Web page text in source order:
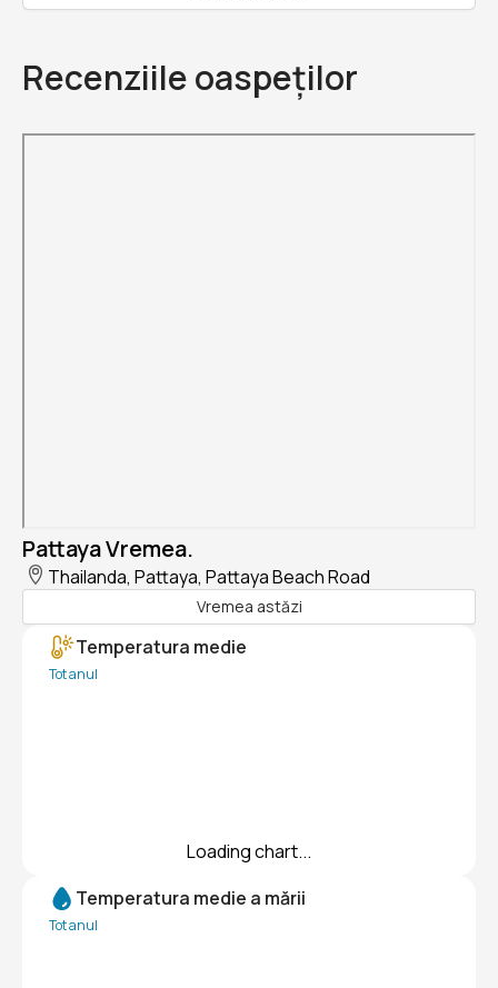
Recenziile oaspeților
Pattaya Vremea.
Thailanda, Pattaya, Pattaya Beach Road
Vremea astăzi
Temperatura medie
Tot anul
Loading chart...
Temperatura medie a mării
Tot anul